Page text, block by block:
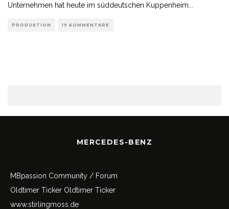
Unternehmen hat heute im süddeutschen Kuppenheim
PRODUKTION 19 KOMMENTARE
MERCEDES-BENZ
MBpassion Community / Forum
Oldtimer Ticker Oldtimer Ticker
www.stirlingmoss.de